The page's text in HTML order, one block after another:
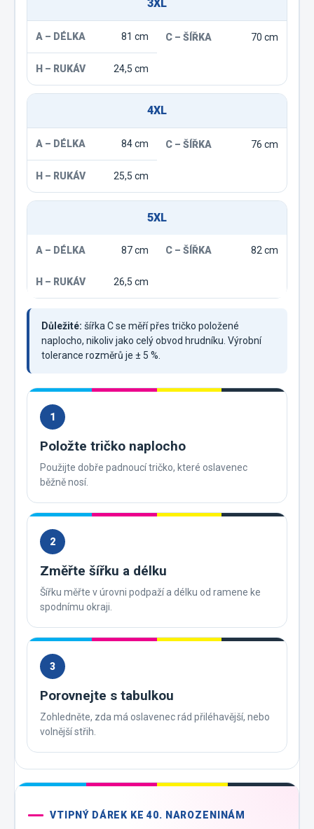
3XL
81 cm 70 cm
24,5 cm
4XL
84 cm 76 cm
25,5 cm
5XL
87 cm 82 cm
26,5 cm
Důležité: šířka C se měří přes tričko položené
naplocho, nikoliv jako celý obvod hrudníku. Výrobní
tolerance rozměrů je ± 5 %.
1
Položte tričko naplocho
Použijte dobře padnoucí tričko, které oslavenec
běžně nosí.
2
Změřte šířku a délku
Šířku měřte v úrovni podpaží a délku od ramene ke
spodnímu okraji.
3
Porovnejte s tabulkou
Zohledněte, zda má oslavenec rád přiléhavější, nebo
volnější střih.
VTIPNÝ DÁREK KE 40. NAROZENINÁM